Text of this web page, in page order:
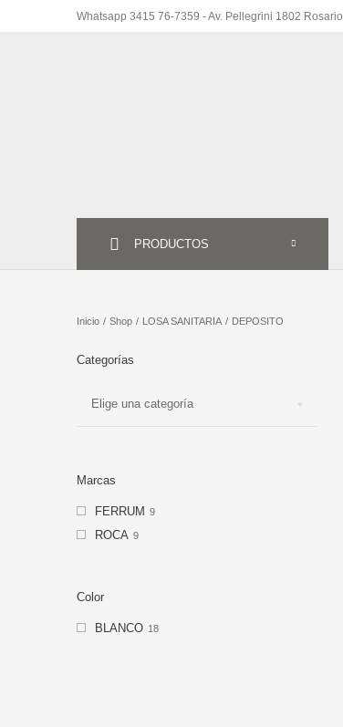
Whatsapp 3415 76-7359 - Av. Pellegrini 1802 Rosario
PRODUCTOS
Inicio / Shop / LOSA SANITARIA / DEPOSITO
Categorías
Marcas
FERRUM 9
ROCA 9
Color
BLANCO 18